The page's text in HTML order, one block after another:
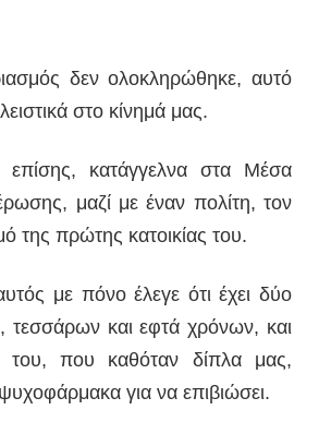
δεν ολοκληρώθηκε, αυτό
στο κίνημά μας.
επίσης, κατάγγελνα στα Μέσα
μαζί με έναν πολίτη, τον
της πρώτης κατοικίας του.
με πόνο έλεγε ότι έχει δύο
τεσσάρων και εφτά χρόνων, και
του, που καθόταν δίπλα μας,
για να επιβιώσει.